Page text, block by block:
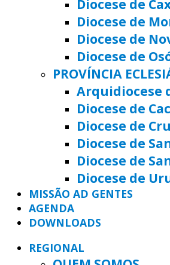
Diocese de
Diocese de
Diocese de
Diocese de
PROVÍNCIA
Arquidiocese
Diocese de
Diocese de
Diocese de
Diocese de
Diocese de
MISSÃO AD GENTES
AGENDA
DOWNLOADS
REGIONAL